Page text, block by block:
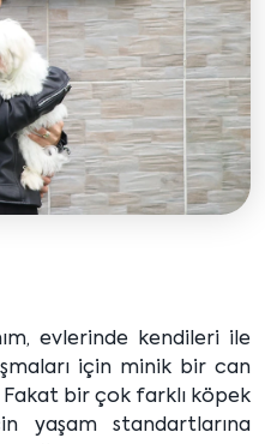
evlerinde kendileri ile
için minik bir can
bir çok farklı köpek
yaşam standartlarına